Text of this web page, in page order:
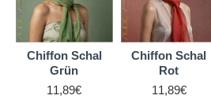
Chiffon Schal
Grün
11,89€
Chiffon Schal
Rot
11,89€